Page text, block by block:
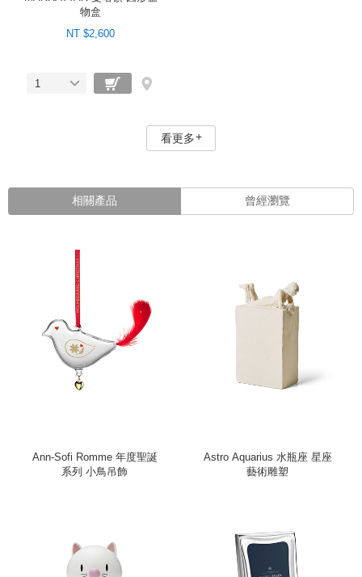
物盒
NT $2,600
1
看更多
相關產品 曾經瀏覽
Ann-Sofi Romme 年度聖誕
系列 小鳥吊飾
Astro Aquarius 水瓶座 星座
藝術雕塑